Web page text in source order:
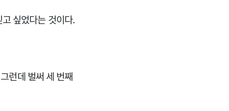
싶었다는 것이다.
런데 벌써 세 번째